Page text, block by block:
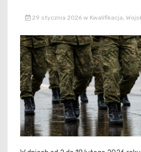
29 stycznia 2026 w Kwalifikacja,